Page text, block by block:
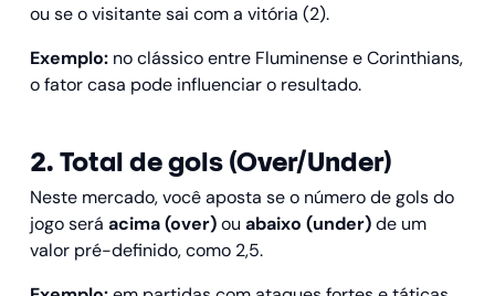
ou se o visitante sai com a vitória (2).
Exemplo: no clássico entre Fluminense e Corinthians,
o fator casa pode influenciar o resultado.
2. Total de gols (Over/Under)
Neste mercado, você aposta se o número de gols do
jogo será acima (over)ou abaixo (under)de um
valor pré-definido, como 2,5.